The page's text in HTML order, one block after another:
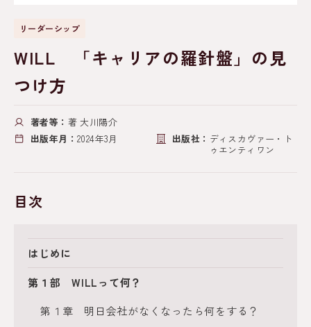
リーダーシップ
WILL 「キャリアの羅針盤」の見
つけ方
著者等： 著 大川陽介
出版年月： 2024年3月 出版社： ディスカヴァー・ト
ゥエンティワン
目次
はじめに
第１部 WILLって何？
第１章 明日会社がなくなったら何をする？